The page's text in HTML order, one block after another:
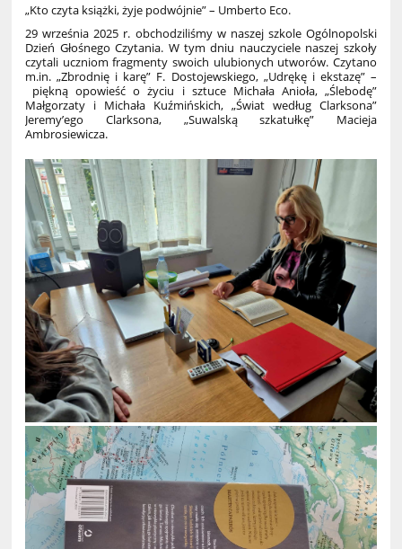
„Kto czyta książki, żyje podwójnie” – Umberto Eco.
29 września 2025 r. obchodziliśmy w naszej szkole Ogólnopolski
Dzień GłośnegoCzytania. W tym dniu nauczyciele naszej szkoły
czytali uczniom fragmenty swoich ulubionych utworów. Czytano
m.in. „Zbrodnię i karę” F. Dostojewskiego, „Udrękę i ekstazę” –
piękną opowieść o życiu i sztuce Michała Anioła, „Ślebodę”
Małgorzaty i Michała Kuźmińskich, „Świat według Clarksona”
Jeremy’ego Clarksona, „Suwalską szkatułkę” Macieja
Ambrosiewicza.